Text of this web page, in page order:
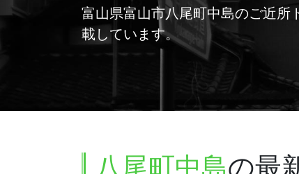
富山県富山市八尾町中島のご近所
載しています。